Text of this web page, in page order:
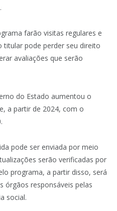
farão visitas regulares e
titular pode perder seu direito
avaliações que serão
do Estado aumentou o
a partir de 2024, com o
pode ser enviada por meio
serão verificadas por
programa, a partir disso, será
órgãos responsáveis pelas
social.